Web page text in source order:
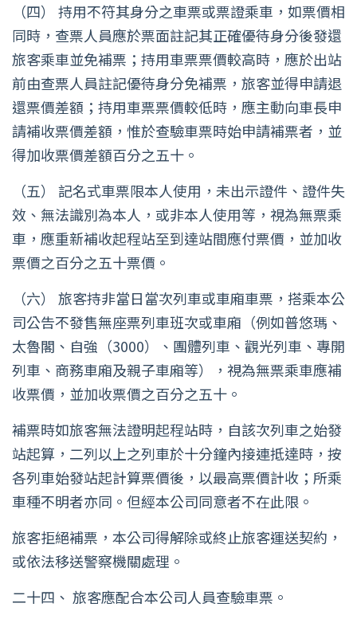
（四） 持用不符其身分之車票或票證乘車，如票價相
同時，查票人員應於票面註記其正確優待身分後發還
旅客乘車並免補票；持用車票票價較高時，應於出站
前由查票人員註記優待身分免補票，旅客並得申請退
還票價差額；持用車票票價較低時，應主動向車長申
請補收票價差額，惟於查驗車票時始申請補票者，並
得加收票價差額百分之五十。
（五） 記名式車票限本人使用，未出示證件、證件失
效、無法識別為本人，或非本人使用等，視為無票乘
車，應重新補收起程站至到達站間應付票價，並加收
票價之百分之五十票價。
（六） 旅客持非當日當次列車或車廂車票，搭乘本公
司公告不發售無座票列車班次或車廂（例如普悠瑪、
太魯閣、自強（3000）、團體列車、觀光列車、專開
列車、商務車廂及親子車廂等），視為無票乘車應補
收票價，並加收票價之百分之五十。
補票時如旅客無法證明起程站時，自該次列車之始發
站起算，二列以上之列車於十分鐘內接連抵達時，按
各列車始發站起計算票價後，以最高票價計收；所乘
車種不明者亦同。但經本公司同意者不在此限。
旅客拒絕補票，本公司得解除或終止旅客運送契約，
或依法移送警察機關處理。
二十四、 旅客應配合本公司人員查驗車票。